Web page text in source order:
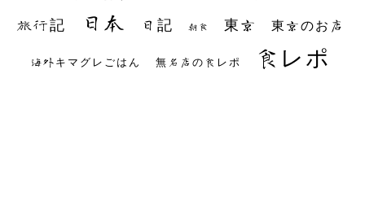
旅行記 日本 日記 朝食 東京 東京のお店
海外キマグレごはん 無名店の食レポ 食レポ